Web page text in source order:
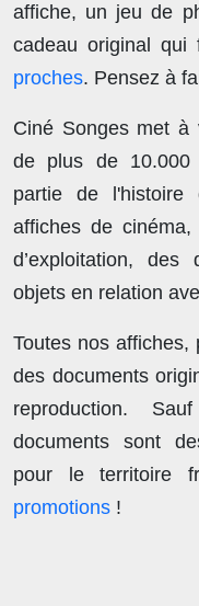
affiche, un jeu de
cadeau original qui
proches. Pensez à
Ciné Songes met à
de plus de 10.000
partie de
affiches de
d’exploitation,
objets en relation
Toutes nos affiches,
des documents
reproduction. Sauf
documents sont
pour le territoire
promotions !